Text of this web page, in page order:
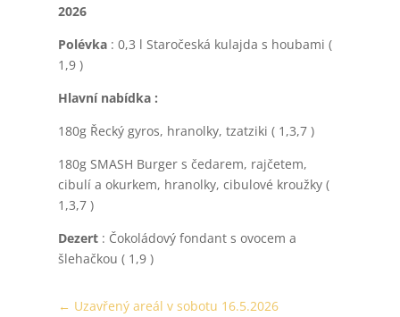
2026
Polévka : 0,3 l Staročeská kulajda s houbami (
1,9 )
Hlavní nabídka :
180g Řecký gyros, hranolky, tzatziki ( 1,3,7 )
180g SMASH Burger s čedarem, rajčetem,
cibulí a okurkem, hranolky, cibulové kroužky (
1,3,7 )
Dezert : Čokoládový fondant s ovocem a
šlehačkou ( 1,9 )
← Uzavřený areál v sobotu 16.5.2026